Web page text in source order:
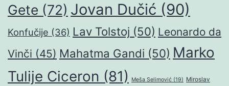
Gete (72) Jovan Dučić (90)
Konfučije (36) Lav Tolstoj (50) Leonardo da
Vinči (45) Mahatma Gandi (50) Marko
Tulije Ciceron (81) Meša Selimović (19) Miroslav